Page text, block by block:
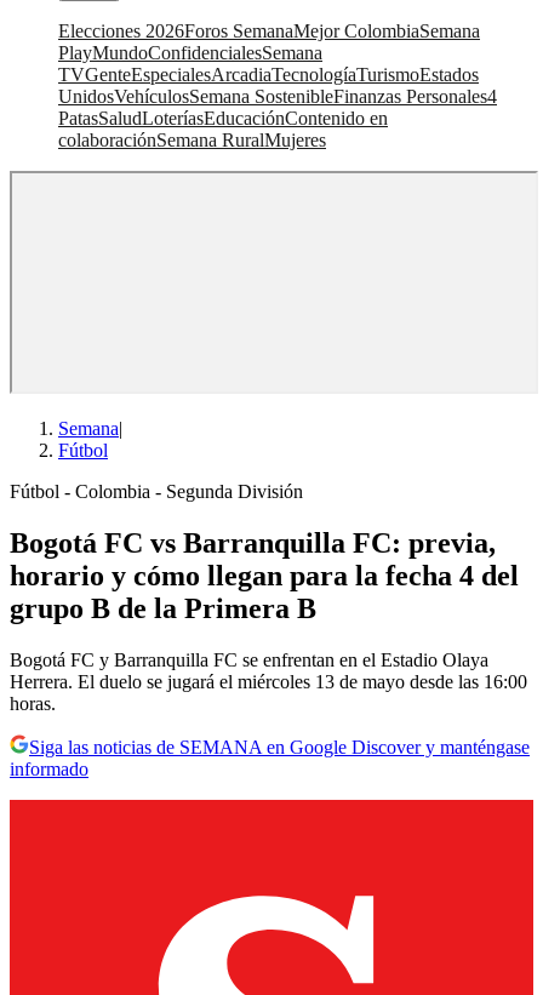
Elecciones 2026Foros SemanaMejor ColombiaSemana
PlayMundoConfidencialesSemana
TVGenteEspecialesArcadiaTecnologíaTurismoEstados
UnidosVehículosSemana SostenibleFinanzas Personales4
PatasSaludLoteríasEducaciónContenido en
colaboraciónSemana RuralMujeres
Semana|
Fútbol
Fútbol - Colombia - Segunda División
Bogotá FC vs Barranquilla FC: previa,
horario y cómo llegan para la fecha 4 del
grupo B de la Primera B
Bogotá FC y Barranquilla FC se enfrentan en el Estadio Olaya
Herrera. El duelo se jugará el miércoles 13 de mayo desde las 16:00
horas.
Siga las noticias de SEMANA en Google Discover y manténgase
informado